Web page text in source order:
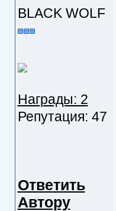
BLACK WOLF
Награды: 2
Репутация: 47
Ответить
Автору